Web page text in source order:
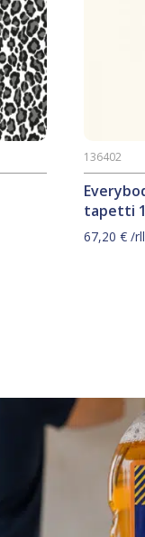
tapetti
136402
67,20€ /rll